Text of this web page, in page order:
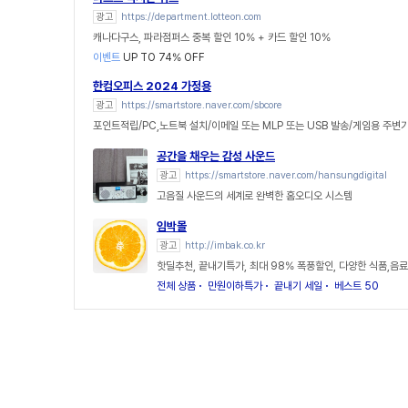
광고 https://department.lotteon.com
캐나다구스, 파라점퍼스 중복 할인 10% + 카드 할인 10%
이벤트 UP TO 74% OFF
한컴오피스 2024 가정용
광고 https://smartstore.naver.com/sbcore
포인트적립/PC,노트북 설치/이메일 또는 MLP 또는 USB 발송/게임용 주변기
공간을 채우는 감성 사운드
광고 https://smartstore.naver.com/hansungdigital
고음질 사운드의 세계로 완벽한 홈오디오 시스템
임박몰
광고 http://imbak.co.kr
핫딜추천, 끝내기특가, 최대 98% 폭풍할인, 다양한 식품,음
전체 상품
만원이하특가 끝내기 세일 베스트 50